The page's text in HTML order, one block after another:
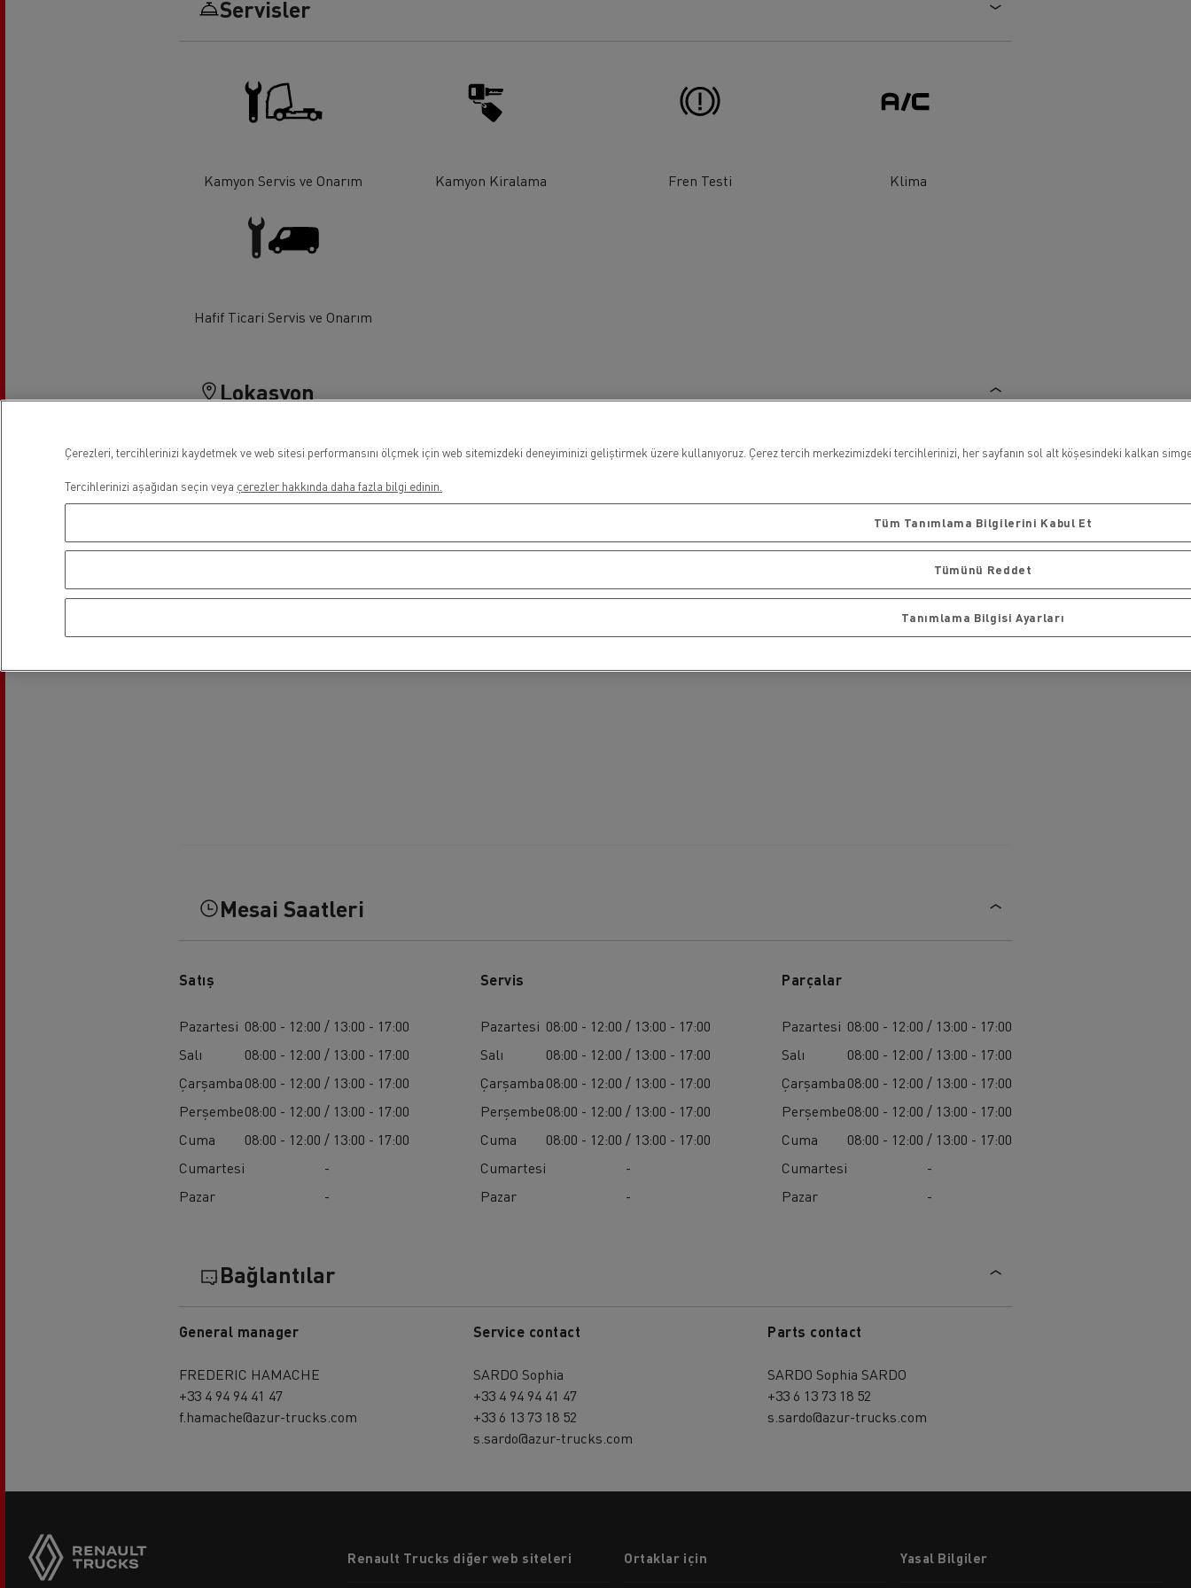
Malzeme
Servisler
Kamyon Servis ve Onarım Kamyon Kiralama Fren Testi Klima
Hafif Ticari Servis ve Onarım
Lokasyon
Mesai Saatleri
Satış
Pazartesi 08:00 - 12:00 / 13:00 - 17:00
Salı
08:00 - 12:00 / 13:00 - 17:00
Çarşamba08:00 - 12:00 / 13:00 - 17:00
Perşembe08:00 - 12:00 / 13:00 - 17:00
Cuma
08:00 - 12:00 / 13:00 - 17:00
Cumartesi
-
Pazar
-
Servis
Pazartesi 08:00 - 12:00 / 13:00 - 17:00
Salı
08:00 - 12:00 / 13:00 - 17:00
Çarşamba08:00 - 12:00 / 13:00 - 17:00
Perşembe08:00 - 12:00 / 13:00 - 17:00
Cuma
08:00 - 12:00 / 13:00 - 17:00
Cumartesi
-
Pazar
-
Parçalar
Pazartesi 08:00 - 12:00 / 13:00 - 17:00
Salı
08:00 - 12:00 / 13:00 - 17:00
Çarşamba08:00 - 12:00 / 13:00 - 17:00
Perşembe08:00 - 12:00 / 13:00 - 17:00
Cuma
08:00 - 12:00 / 13:00 - 17:00
Cumartesi
-
Pazar
-
Bağlantılar
General manager
FREDERIC HAMACHE
+33 4 94 94 41 47
f.hamache@azur-trucks.com
Service contact
SARDO Sophia
+33 4 94 94 41 47
+33 6 13 73 18 52
s.sardo@azur-trucks.com
Parts contact
SARDO Sophia SARDO
+33 6 13 73 18 52
s.sardo@azur-trucks.com
menuRenault Trucks diğer web siteleri Ortaklar için Yasal Bilgiler
Çerezleri, tercihlerinizi kaydetmek ve web sitesi performansını ölçmek için web sitemizdeki deneyiminizi geliştirmek üzere kullanıyoruz. Çerez tercih merkezimizdeki tercihlerinizi, her sayfanın sol alt köşesindeki kalkan
Tercihlerinizi aşağıdan seçin veya çerezler hakkında daha fazla bilgi edinin.
Tüm Tanımlama Bilgilerini Kabul Et
Tümünü Reddet
Tanımlama Bilgisi Ayarları